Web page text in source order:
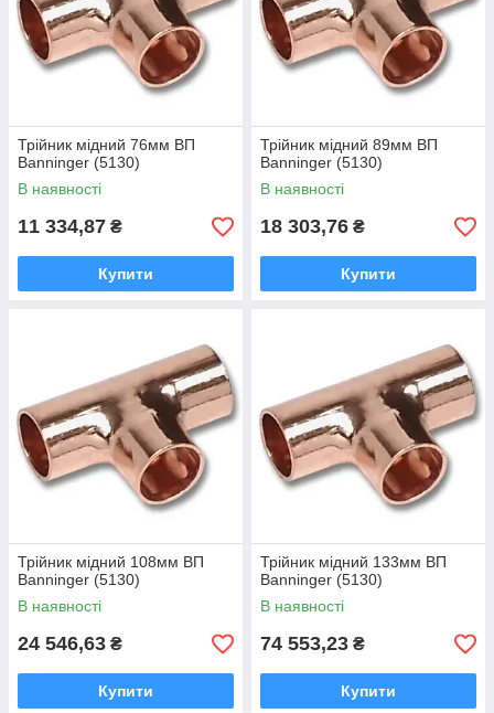
Трійник мідний 76мм ВП
Banninger (5130)
В наявності
11 334,87 ₴
Купити
Трійник мідний 89мм ВП
Banninger (5130)
В наявності
18 303,76 ₴
Купити
Трійник мідний 108мм ВП
Banninger (5130)
В наявності
24 546,63 ₴
Купити
Трійник мідний 133мм ВП
Banninger (5130)
В наявності
74 553,23 ₴
Купити